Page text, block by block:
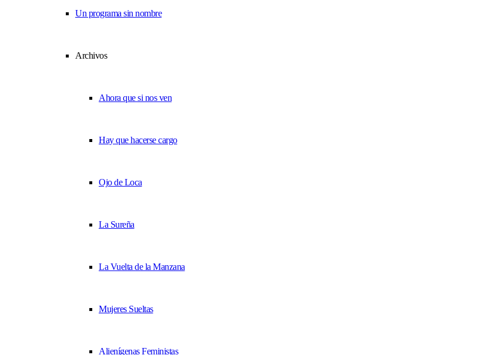
Un programa sin nombre
Archivos
Ahora que si nos ven
Hay que hacerse cargo
Ojo de Loca
La Sureña
La Vuelta de la Manzana
Mujeres Sueltas
Alienígenas Feministas